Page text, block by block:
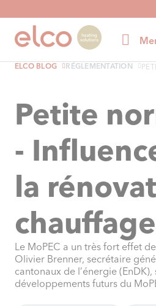
ELCO BLOG RÉGLEMENTATION
Petite
-
la
chauffage
Le MoPEC a un très fort effet
Olivier Brenner, secrétaire
cantonaux de l’énergie
développements futurs du